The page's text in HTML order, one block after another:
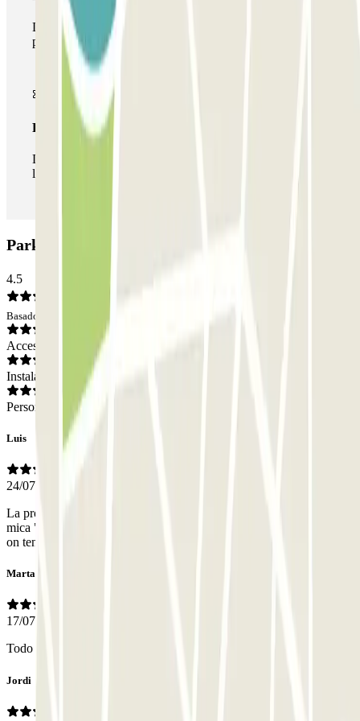
Durante tu estancia podrás hacer uso de toda la red de
parkings de este operador disponibles en Parclick.
Pase ilimitado
Durante tu estancia podrás entrar y salir del parking todas
las veces que quieras.
Parking Mercat del Ninot: Opiniones
4.5
Basado en 74 opiniones
Acceso
Instalaciones
Personal
Luis
24/07/2026
La proximitat a l'hospital clínic és un gran punt a favor. L'horari una
mica "xungo". L'ascensor és un "catxondeo" prr encertar la planta
on tens el cotxe. I el personal super atent i eficient. El millor de tot.
Marta
17/07/2026
Todo muy bien
Jordi